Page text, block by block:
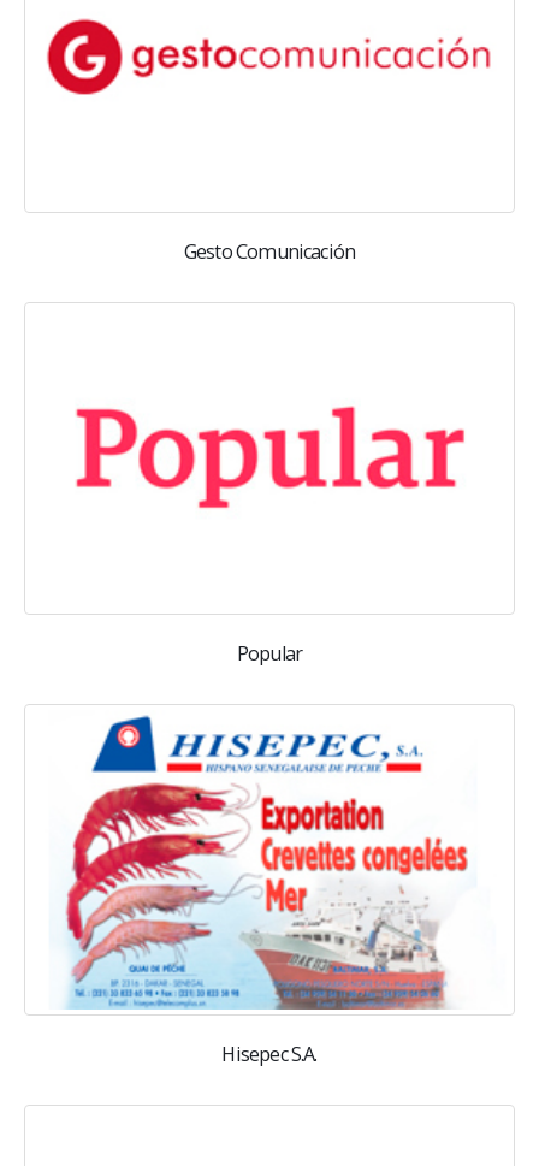
Gesto Comunicación
Popular
Hisepec S.A.